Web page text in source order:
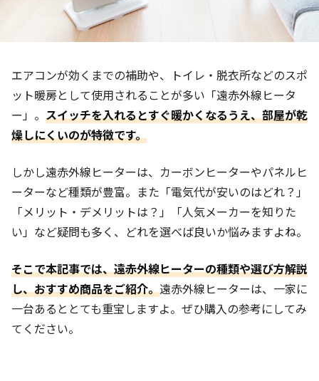
エアコンが効くまでの補助や、トイレ・脱衣所などのスポ
ット暖房として使用されることが多い「遠赤外線ヒータ
ー」。 スイッチを入れるとすぐ暖かくなるうえ、部屋が乾
燥しにくいのが特徴です。
しかし遠赤外線ヒーターは、カーボンヒーターやパネルヒ
ーターなど種類が豊富。また「電気代が安いのはどれ？」
「メリット・デメリットは？」「人気メーカーを知りた
い」など疑問も多く、どれを選べば良いか悩みますよね。
そこで本記事では、遠赤外線ヒーターの種類や選び方解説
し、おすすめ商品をご紹介。遠赤外線ヒーターは、一家に
一台あるととても重宝しますよ。ぜひ購入の参考にしてみ
てください。